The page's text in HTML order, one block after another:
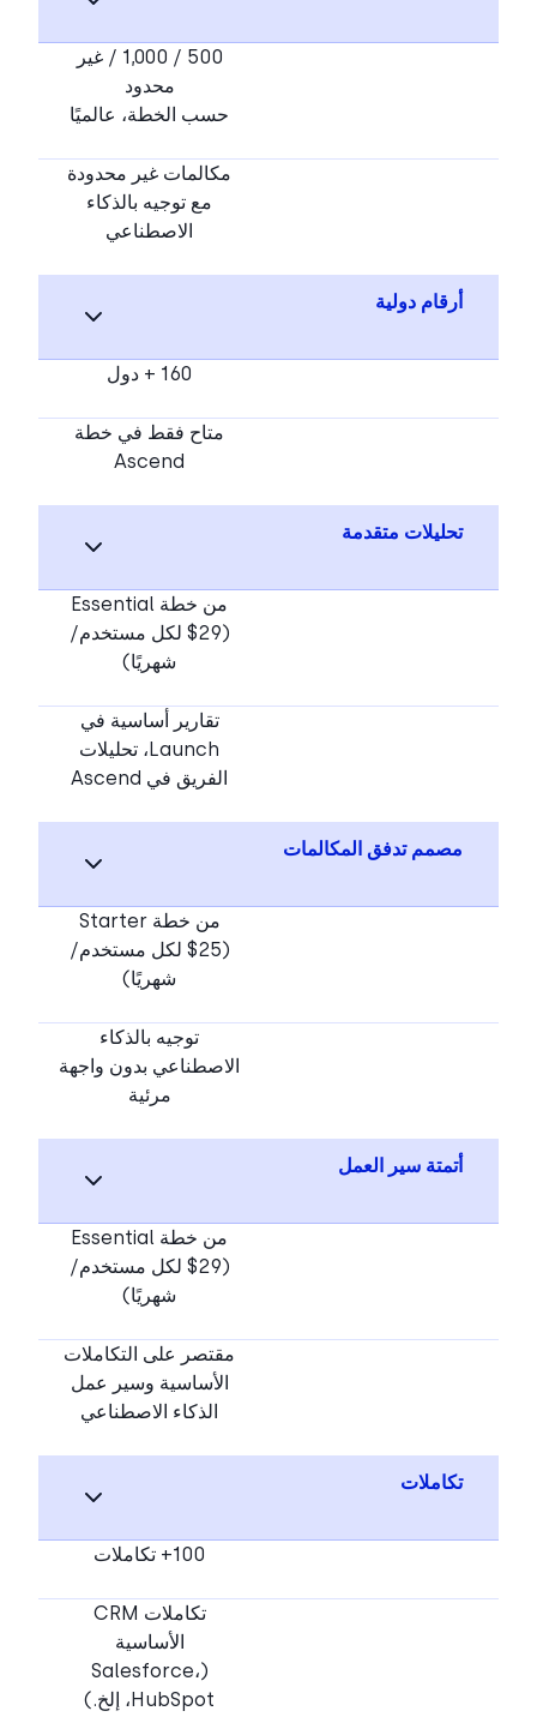
500 / 1,000 / غير
محدود
حسب الخطة، عالميًا
مكالمات غير محدودة
مع توجيه بالذكاء
الاصطناعي
أرقام دولية
متاح فقط في خطة
Ascend
تحليلات متقدمة
من خطة Essential
($29 لكل مستخدم/
شهريًا)
تقارير أساسية في
Launch، تحليلات
الفريق في Ascend
مصمم تدفق المكالمات
من خطة Starter
($25 لكل مستخدم/
شهريًا)
توجيه بالذكاء
الاصطناعي بدون واجهة
مرئية
أتمتة سير العمل
من خطة Essential
($29 لكل مستخدم/
شهريًا)
مقتصر على التكاملات
الأساسية وسير عمل
الذكاء الاصطناعي
تكاملات
تكاملات CRM
الأساسية
(Salesforce،
HubSpot، إلخ.)